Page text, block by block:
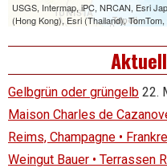
Gelbgrün oder grüngelb 22.
Maison Charles de
Reims, Champagne •
Weingut Bauer • Terrassen